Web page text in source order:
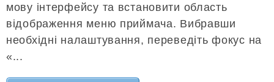
мову інтерфейсу та встановити область
відображення меню приймача. Вибравши
необхідні налаштування, переведіть фокус на
«...